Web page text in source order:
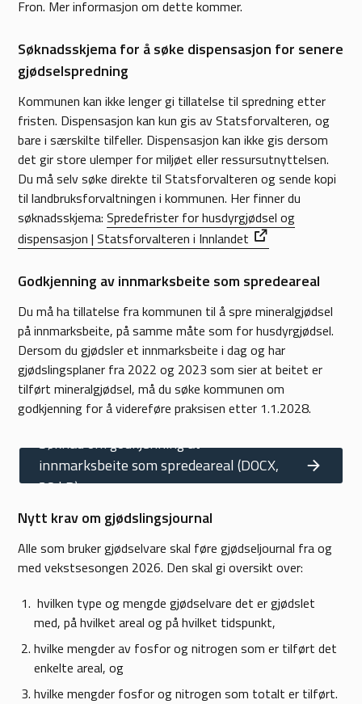
Fron. Mer informasjon om dette kommer.
Søknadsskjema for å søke dispensasjon for senere
gjødselspredning
Kommunen kan ikke lenger gi tillatelse til spredning etter
fristen. Dispensasjon kan kun gis av Statsforvalteren, og
bare i særskilte tilfeller. Dispensasjon kan ikke gis dersom
det gir store ulemper for miljøet eller ressursutnyttelsen.
Du må selv søke direkte til Statsforvalteren og sende kopi
til landbruksforvaltningen i kommunen. Her finner du
søknadsskjema:Spredefrister for husdyrgjødsel og
dispensasjon | Statsforvalteren i Innlandet
Godkjenning av innmarksbeite som spredeareal
Du må ha tillatelse fra kommunen til å spre mineralgjødsel
på innmarksbeite, på samme måte som for husdyrgjødsel.
Dersom du gjødsler et innmarksbeite i dag og har
gjødslingsplaner fra 2022 og 2023 som sier at beitet er
tilført mineralgjødsel, må du søke kommunen om
godkjenning for å videreføre praksisen etter 1.1.2028.
Søknad om godkjenning av
innmarksbeite som spredeareal(DOCX,
38 kB)
Nytt krav om gjødslingsjournal
Alle som bruker gjødselvare skal føre gjødseljournal fra og
med vekstsesongen 2026. Den skal gi oversikt over:
hvilken type og mengde gjødselvare det er gjødslet
med, på hvilket areal og på hvilket tidspunkt,
hvilke mengder av fosfor og nitrogen som er tilført det
enkelte areal, og
hvilke mengder fosfor og nitrogen som totalt er tilført.